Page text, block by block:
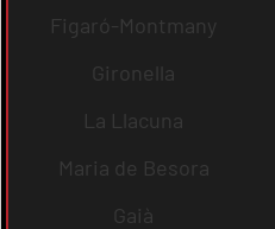
Figaró-Montmany
Gironella
La Llacuna
Maria de Besora
Gaià